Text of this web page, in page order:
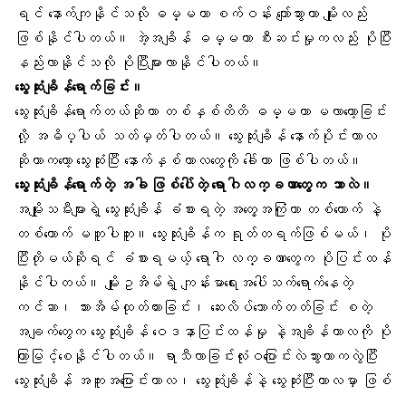
ရင် နောက်ကျနိုင်သလို ဓမ္မတာ စက်ဝန်း ကျော်သွားတာ မျိုးလည်း
ဖြစ်နိုင်ပါတယ်။ အဲ့အချိန် ဓမ္မတာ စီးဆင်းမှုကလည်း ပိုပြီး
နည်းလာနိုင်သလို ပိုပြီးများလာနိုင်ပါတယ်။
သွေးဆုံးချိန်ရောက်ခြင်း။
သွေးဆုံးချိန်ရောက်တယ်ဆိုတာ တစ်နှစ်တိတိ ဓမ္မတာ မလာတော့ခြင်း
လို့ အဓိပ္ပါယ် သတ်မှတ်ပါတယ်။ သွေးဆုံးချိန် နောက်ပိုင်းကာလ
ဆိုတာကတော့ သွေးဆုံးပြီး နောက်နှစ်ကာလတွေကို ခေါ်တာ ဖြစ်ပါတယ်။
သွေးဆုံးချိန်ရောက်တဲ့ အခါ ဖြစ်ပေါ်တဲ့ ရောဂါလက္ခဏာတွေက ဘာလဲ။
အမျိုးသမီးများရဲ့ သွေးဆုံးချိန် ခံစားရတဲ့ အတွေ့အကြုံဟာ တစ်ယောက် နဲ့
တစ်ယောက် မတူပါဘူး။ သွေးဆုံးချိန်က ရုတ်တရက်ဖြစ်မယ်၊ ပို
ပြီးတိုမယ်ဆိုရင် ခံစားရမယ့် ရောဂါ လက္ခဏာတွေက ပိုပြင်းထန်
နိုင်ပါတယ်။ မျိုးဥအိမ်ရဲ့ ကျန်းမာရေးအပေါ်သက်ရောက်နေတဲ့
ကင်ဆာ၊ သားအိမ်ထုတ်ထားခြင်း၊ ဆေးလိပ်သောက်တတ်ခြင်း စတဲ့
အချက်တွေက သွေးဆုံးချိန် ဝေဒနာပြင်းထန်မှု နဲ့အချိန်ကာလကို ပို
ကြာမြင့်စေနိုင်ပါတယ်။ ရာသီလာခြင်းလုံးဝပြောင်းလဲသွားတာကလွဲပြီး
သွေးဆုံးချိန် အကူးအပြောင်းကာလ၊ သွေးဆုံးချိန်နဲ့ သွေးဆုံးပြီးကာလမှာ ဖြစ်